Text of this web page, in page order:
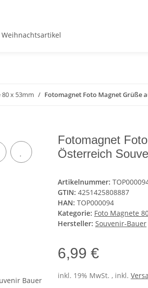
Weihnachtsartikel
x 53mm Fotomagnet Foto Magnet Grüße
Fotomagnet
Österreich
Artikelnummer:
GTIN: 4251425808887
HAN: TOP000094
Kategorie: Foto Magnete
Hersteller: Souvenir-Bauer
6,99 €
inkl. 19% MwSt. , inkl.